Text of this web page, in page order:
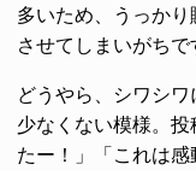
多いため、うっか
させてしまいがちで
どうやら、シワシ
少なくない模様。
たー！」「これは